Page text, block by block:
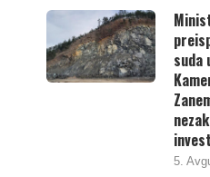
suda
5.